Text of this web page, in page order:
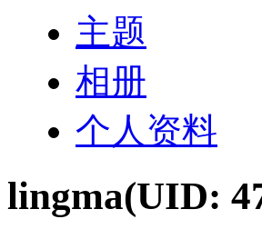
主题
相册
个人资料
lingma(UID: